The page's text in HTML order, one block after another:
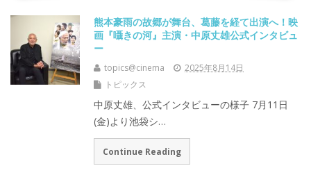
熊本豪雨の故郷が舞台、葛藤を経て出演へ！映
画『囁きの河』主演・中原丈雄公式インタビュ
ー
topics@cinema
2025年8月14日
トピックス
中原丈雄、公式インタビューの様子 7月11日
(金)より池袋シ…
Continue Reading